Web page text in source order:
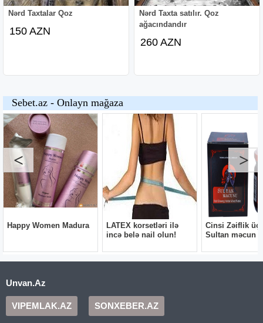
Nərd Taxtalar Qoz
150 AZN
Nərd Taxta satılır. Qoz
ağacındandır
260 AZN
Unvan.Az
VIPEMLAK.AZ SONXEBER.AZ